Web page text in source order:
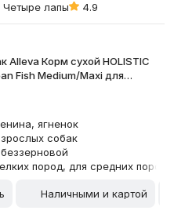
Четыре лапы
4.9
Alleva Корм сухой HOLISTIC
Fish Medium/Maxi для
с океанической рыбой,
вера 12кг 2424
ягненок
собак
беззерновой
пород, для средних пород,
Наличными и картой